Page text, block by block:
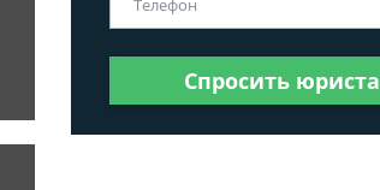
Спросить юриста